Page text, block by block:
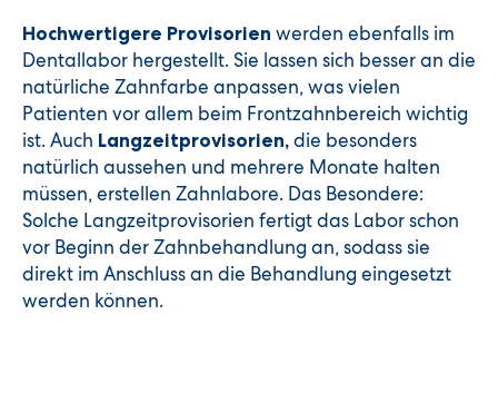
Hochwertigere Provisorien werden ebenfalls im
Dentallabor hergestellt. Sie lassen sich besser an die
natürliche Zahnfarbe anpassen, was vielen
Patienten vor allem beim Frontzahnbereich wichtig
ist. Auch Langzeitprovisorien, die besonders
natürlich aussehen und mehrere Monate halten
müssen, erstellen Zahnlabore. Das Besondere:
Solche Langzeitprovisorien fertigt das Labor schon
vor Beginn der Zahnbehandlung an, sodass sie
direkt im Anschluss an die Behandlung eingesetzt
werden können.